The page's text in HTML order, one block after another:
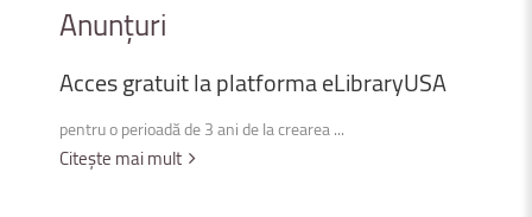
Anunțuri
AccesgratuitlaplatformaeLibraryUSA
pentru o perioadă de 3 ani de la crearea ...
Citește mai mult